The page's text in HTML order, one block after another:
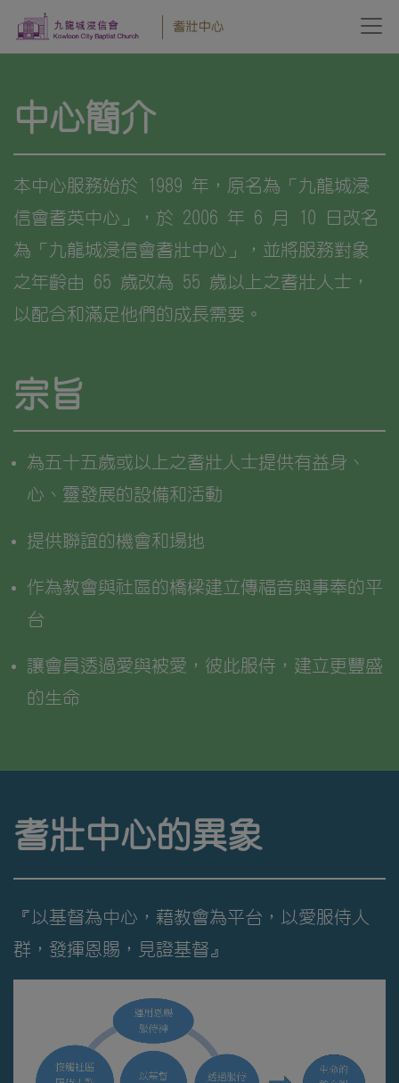
中心簡介
本中心服務始於 1989 年，原名為「九龍城浸
信會耆英中心」，於 2006 年 6 月 10 日改名
為「九龍城浸信會耆壯中心」，並將服務對象
之年齡由 65 歲改為 55 歲以上之耆壯人士，
以配合和滿足他們的成長需要。
宗旨
為五十五歲或以上之耆壯人士提供有益身、
心、靈發展的設備和活動
提供聯誼的機會和場地
作為教會與社區的橋樑建立傳福音與事奉的平
台
讓會員透過愛與被愛，彼此服侍，建立更豐盛
的生命
耆壯中心的異象
『以基督為中心，藉教會為平台，以愛服侍人
群，發揮恩賜，見證基督』